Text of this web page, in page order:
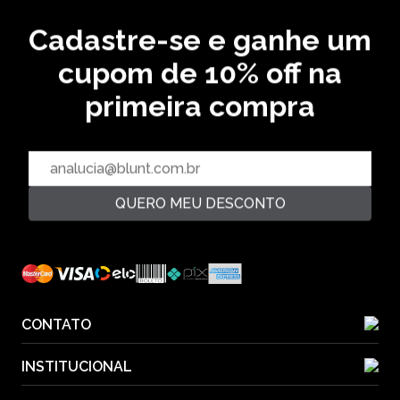
Cadastre-se e ganhe um
cupom de 10% off na
primeira compra
QUERO MEU DESCONTO
CADASTRE SEU EMAIL EM NOSSA NEWSLETTER E
RECEBA EM PRIMEIRA MÃO AS ULTIMAS NOVIDADES
CADASTRAR
CONTATO
55(11) 2612-1226
INSTITUCIONAL